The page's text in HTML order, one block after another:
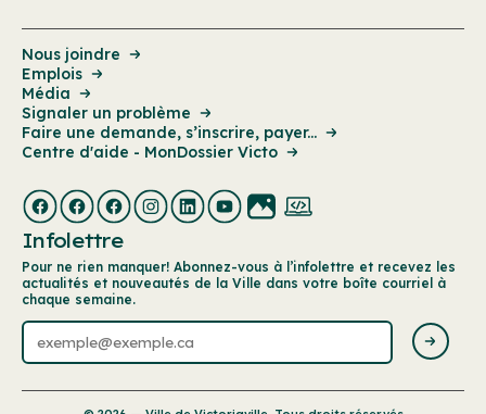
Nous joindre
Emplois
Média
Signaler un problème
Faire une demande, s’inscrire, payer...
Centre d'aide - MonDossier Victo
Infolettre
Pour ne rien manquer! Abonnez-vous à l’infolettre et recevez les
actualités et nouveautés de la Ville dans votre boîte courriel à
chaque semaine.